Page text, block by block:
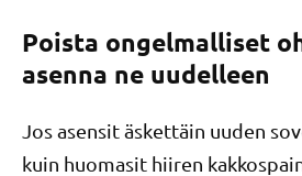
Poista ongelmalliset
asenna ne uudelleen
Jos asensit äskettäin uuden
kuin huomasit hiiren